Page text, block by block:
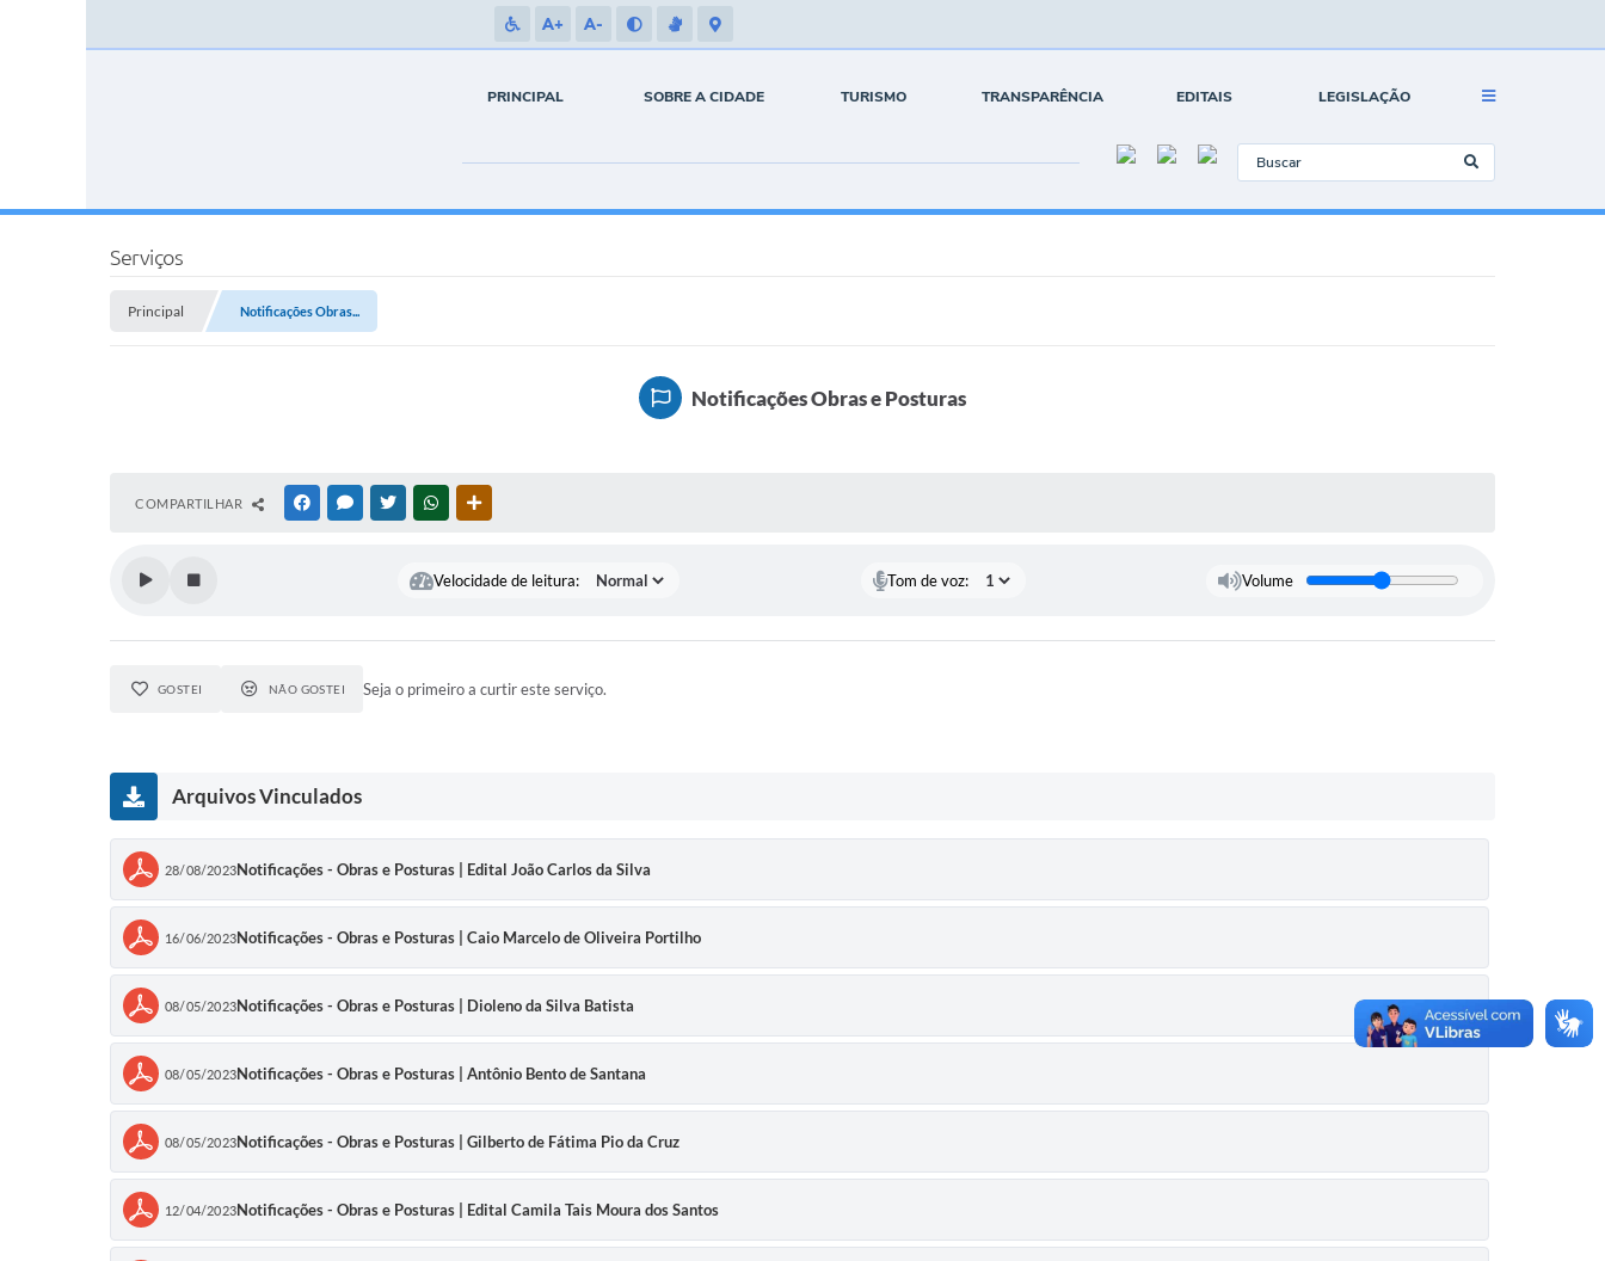
A+ A-
PRINCIPAL SOBRE A CIDADE TURISMO TRANSPARÊNCIA EDITAIS LEGISLAÇÃO
Serviços
Principal Notificações Obras...
Notificações Obras e Posturas
COMPARTILHAR FACEBOOKMESSENGER
TWITTERWHATSAPP
Velocidade de leitura: Tom de voz: Volume
GOSTEI NÃO GOSTEI Seja o primeiro a curtir este serviço.
Arquivos Vinculados
28/08/2023Notificações - Obras e Posturas | Edital João Carlos da Silva
16/06/2023Notificações - Obras e Posturas | Caio Marcelo de Oliveira Portilho
08/05/2023Notificações - Obras e Posturas | Dioleno da Silva Batista
08/05/2023Notificações - Obras e Posturas | Antônio Bento de Santana
08/05/2023Notificações - Obras e Posturas | Gilberto de Fátima Pio da Cruz
12/04/2023Notificações - Obras e Posturas | Edital Camila Tais Moura dos Santos